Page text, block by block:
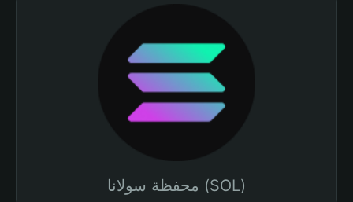
محفظة سولانا (SOL)